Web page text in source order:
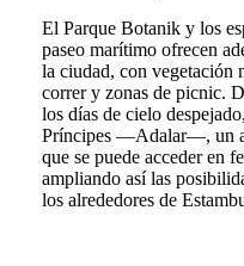
El Parque Botanik y los
paseo marítimo ofrecen
la ciudad, con vegetación
correr y zonas de picnic.
los días de cielo
Príncipes —Adalar—, un
que se puede acceder en
ampliando así las
los alrededores de